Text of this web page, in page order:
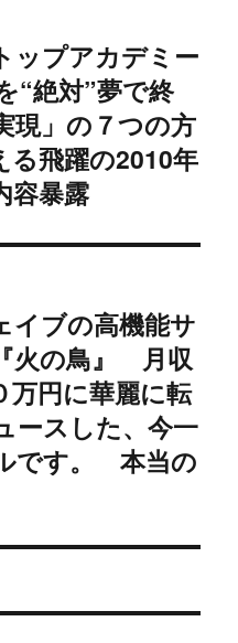
ップアカデミー
“絶対”夢で終
」の７つの方
飛躍の2010年
容暴露
イブの高機能サ
火の鳥』 月収
万円に華麗に転
ースした、今一
です。 本当の